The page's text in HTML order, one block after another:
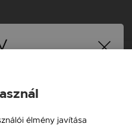
élmény javítása